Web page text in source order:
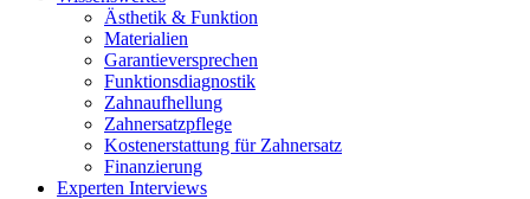
Ästhetik & Funktion
Materialien
Garantieversprechen
Funktionsdiagnostik
Zahnaufhellung
Zahnersatzpflege
Kostenerstattung für Zahnersatz
Finanzierung
Experten Interviews